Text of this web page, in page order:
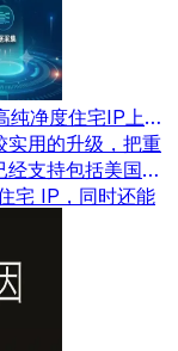
纯净度住宅IP上
用的升级，把重
支持包括美国、
宅 IP，同时还能